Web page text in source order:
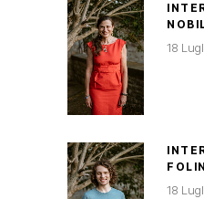
18
FOLIN
18